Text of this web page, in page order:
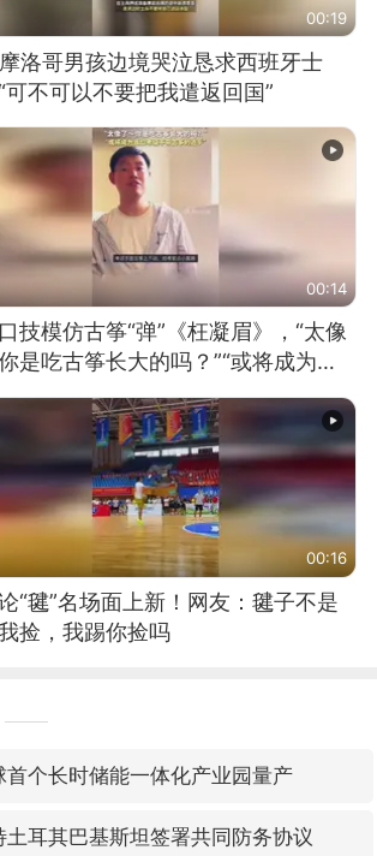
00:19
洛哥男孩边境哭泣恳求西班牙士
可不可以不要把我遣返回国”
00:14
技模仿古筝“弹”《枉凝眉》，“太像
是吃古筝长大的吗？”“或将成为首
不带古筝的选手。”（来源：新华每
）
00:16
“毽”名场面上新！网友：毽子不是
捡，我踢你捡吗
首个长时储能一体化产业园量产
土耳其巴基斯坦签署共同防务协议